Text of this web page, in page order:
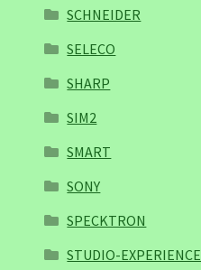
SCHNEIDER
SELECO
SHARP
SIM2
SMART
SONY
SPECKTRON
STUDIO-EXPERIENCE